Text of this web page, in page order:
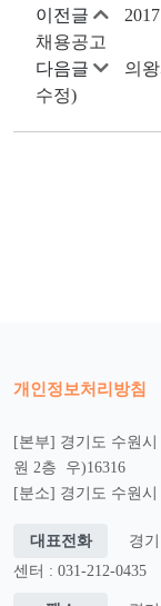
이전글
채용공고
다음글
의
수정)
개인정보처리방침
[본부] 경기도 수원시
원 2층 우)16316
[분소] 경기도 수원
대표전화
경
센터 : 031-212-0435